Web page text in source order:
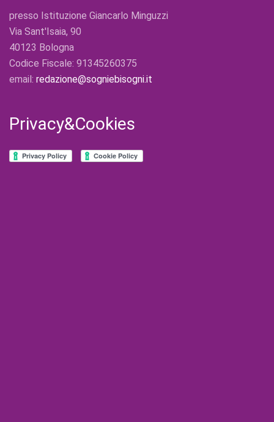
presso Istituzione Giancarlo Minguzzi
Via Sant'Isaia, 90
40123 Bologna
Codice Fiscale: 91345260375
email: redazione@sogniebisogni.it
Privacy&Cookies